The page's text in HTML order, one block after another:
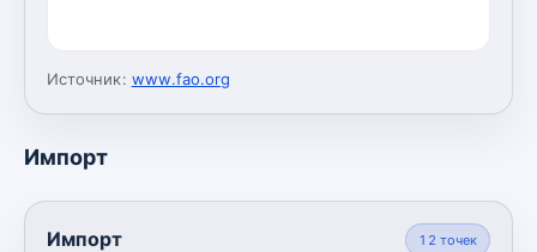
Источник: www.fao.org
Импорт
Импорт 12 точек